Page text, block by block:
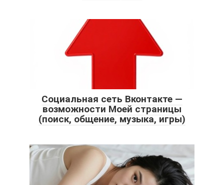
Социальная сеть Вконтакте —
возможности Моей страницы
(поиск, общение, музыка, игры)